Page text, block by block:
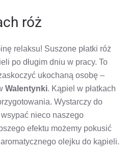
róż
relaksu! Suszone płatki róż
po długim dniu w pracy. To
ukochaną osobę –
Walentynki. Kąpiel w płatkach
Wystarczy do
nieco naszego
efektu możemy pokusić
olejku do kąpieli.